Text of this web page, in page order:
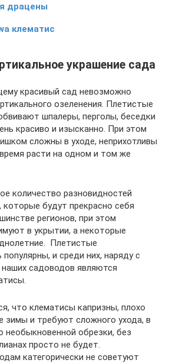
драцены
клематис
украшение сада
красивый сад невозможно
озеленения. Плетистые
шпалеры, перголы, беседки
красиво и изысканно. При этом
сложны в уходе, неприхотливы
расти на одном и том же
количество разновидностей
будут прекрасно себя
регионов, при этом
в укрытии, а некоторые
Плетистые
и среди них, наряду с
садоводов являются
что клематисы капризны, плохо
зимы и требуют сложного ухода, в
необыкновенной обрезки, без
просто не будет.
категорически не советуют